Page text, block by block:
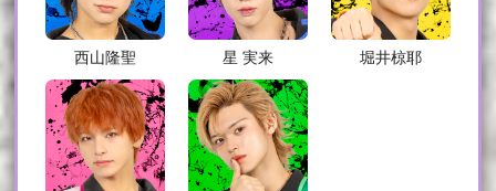
西山隆聖 星 実来 堀井椋耶